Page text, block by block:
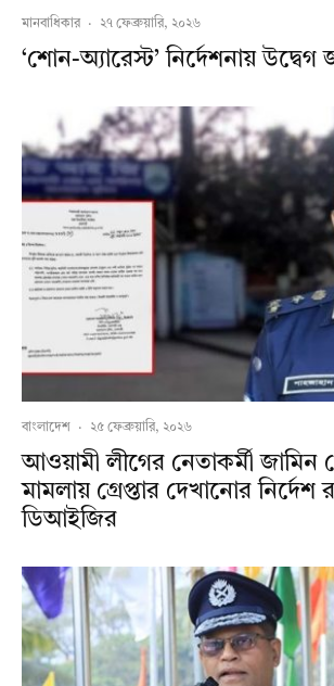
মানবাধিকার · ২৭ ফেব্রুয়ারি, ২০২৬
‘শোন-অ্যারেস্ট’ নির্দেশনায়
বাংলাদেশ · ২৫ ফেব্রুয়ারি, ২০২৬
আওয়ামী লীগের নেতাকর্মী জামিন
মামলায় গ্রেপ্তার দেখানোর নির্দেশ
ডিআইজির